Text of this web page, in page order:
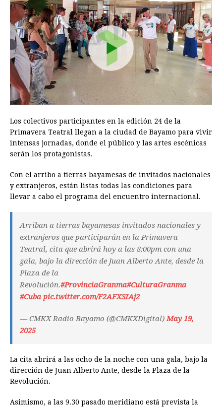
Los colectivos participantes en la edición 24 de la
Primavera Teatral llegan a la ciudad de Bayamo para vivir
intensas jornadas, donde el público y las artes escénicas
serán los protagonistas.
Con el arribo a tierras bayamesas de invitados nacionales
y extranjeros, están listas todas las condiciones para
llevar a cabo el programa del encuentro internacional.
Arriban a tierras bayamesas invitados nacionales y
extranjeros que participarán en la Primavera
Teatral, cita que abrirá hoy a las 8:00pm con una
gala, bajo la dirección de Juan Alberto Ante, desde la
Plaza de la
Revolución.#ProvinciaGranma#CulturaGranma
#Cuba pic.twitter.com/F2AFXSIAj2
— CMKX Radio Bayamo (@CMKXDigital)May 19,
2025
La cita abrirá a las ocho de la noche con una gala, bajo la
dirección de Juan Alberto Ante, desde la Plaza de la
Revolución.
Asimismo, a las 9.30 pasado meridiano está prevista la